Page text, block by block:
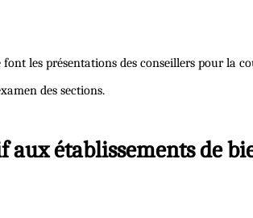
les présentations des conseillers pour la
des sections.
aux établissements de